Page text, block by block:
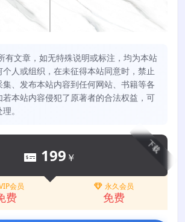
有文章，如无特殊说明或标注，均为本站
个人或组织，在未征得本站同意时，禁止
、发布本站内容到任何网站、书籍等各
本站内容侵犯了原著者的合法权益，可
。
下载
199 ￥
会员
费
永久会员
免费